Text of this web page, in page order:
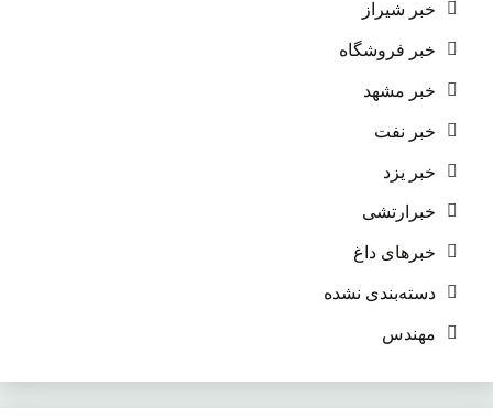
خبر شیراز
خبر فروشگاه
خبر مشهد
خبر نفت
خبر یزد
خبرارتشی
خبرهای داغ
دسته‌بندی نشده
مهندس